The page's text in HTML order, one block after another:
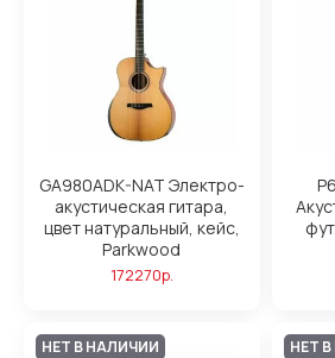
GA980ADK-NAT Электро-
акустическая гитара,
цвет натуральный, кейс,
Parkwood
172270р.
НЕТ В НАЛИЧИИ НЕТ